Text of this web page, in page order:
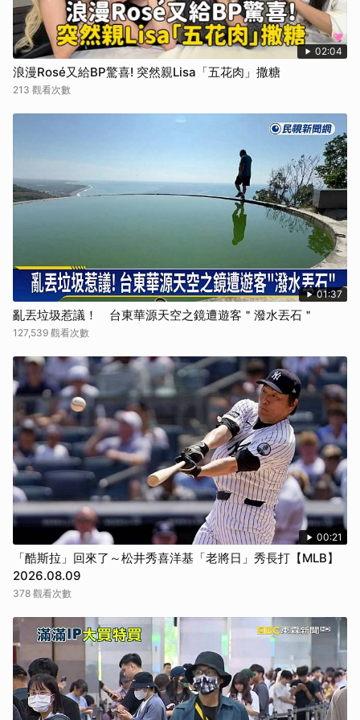
02:04
浪漫Rosé又給BP驚喜! 突然親Lisa「五花肉」撒糖
213 觀看次數
01:37
亂丟垃圾惹議！ 台東華源天空之鏡遭遊客＂潑水丟石＂
127,539 觀看次數
00:21
「酷斯拉」回來了～松井秀喜洋基「老將日」秀長打【MLB】
2026.08.09
378 觀看次數